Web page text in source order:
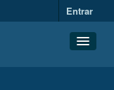
Entrar